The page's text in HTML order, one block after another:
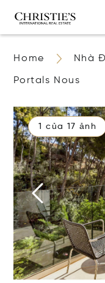
Home Nhà
Portals Nous
1 của 17 ảnh